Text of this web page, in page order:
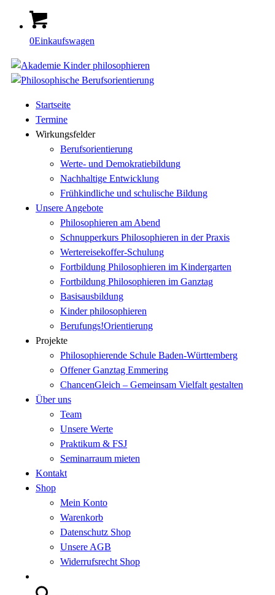
0Einkaufswagen
Startseite
Termine
Wirkungsfelder
Berufsorientierung
Werte- und Demokratiebildung
Nachhaltige Entwicklung
Frühkindliche und schulische Bildung
Unsere Angebote
Philosophieren am Abend
Schnupperkurs Philosophieren in der Praxis
Wertereisekoffer-Schulung
Fortbildung Philosophieren im Kindergarten
Fortbildung Philosophieren im Ganztag
Basisausbildung
Kinder philosophieren
Berufungs!Orientierung
Projekte
Philosophierende Schule Baden-Württemberg
Offener Ganztag Emmering
ChancenGleich – Gemeinsam Vielfalt gestalten
Über uns
Team
Unsere Werte
Praktikum & FSJ
Seminarraum mieten
Kontakt
Shop
Mein Konto
Warenkorb
Datenschutz Shop
Unsere AGB
Widerrufsrecht Shop